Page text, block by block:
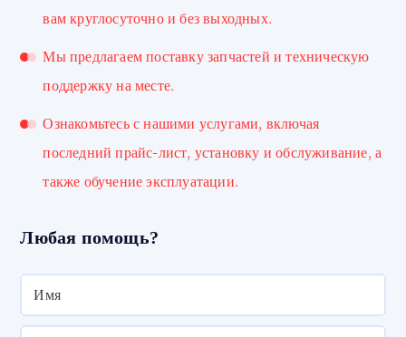
вам круглосуточно и без выходных.
Мы предлагаем поставку запчастей и техническую
поддержку на месте.
Ознакомьтесь с нашими услугами, включая
последний прайс-лист, установку и обслуживание, а
также обучение эксплуатации.
Любая помощь?
Имя